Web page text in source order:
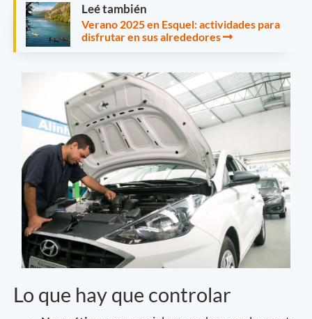
Leé también
Verano 2025 en Esquel: actividades para
disfrutar en sus alrededores
Lo que hay que controlar